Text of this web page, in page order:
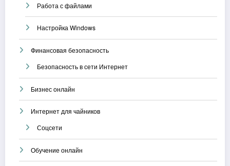
Работа с файлами
Настройка Windows
Финансовая безопасность
Безопасность в сети Интернет
Бизнес онлайн
Интернет для чайников
Соцсети
Обучение онлайн